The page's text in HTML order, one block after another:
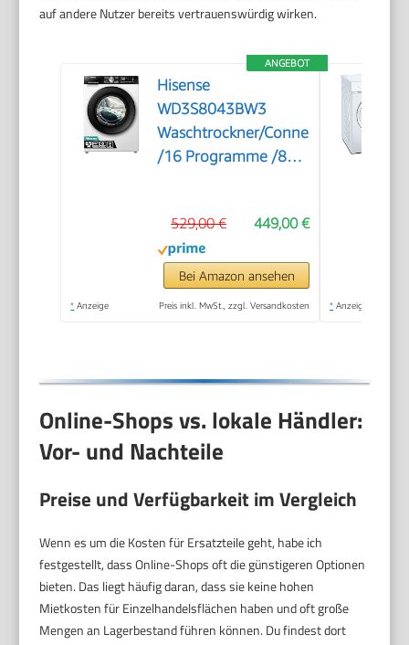
auf andere Nutzer bereits vertrauenswürdig wirken.
ANGEBOT
Hisense
WD3S8043BW3
Waschtrockner/ConnectLife
/16 Programme /8
Allergie
Program/Auto
Program/Eco
Wash/Steam
449,00 €
529,00 €
Bei Amazon ansehen
* Anzeige Preis inkl. MwSt., zzgl. Versandkosten * Anzeige
Online-Shops vs. lokale Händler:
Vor- und Nachteile
Preise und Verfügbarkeit im Vergleich
Wenn es um die Kosten für Ersatzteile geht, habe ich
festgestellt, dass Online-Shops oft die günstigeren Optionen
bieten. Das liegt häufig daran, dass sie keine hohen
Mietkosten für Einzelhandelsflächen haben und oft große
Mengen an Lagerbestand führen können. Du findest dort